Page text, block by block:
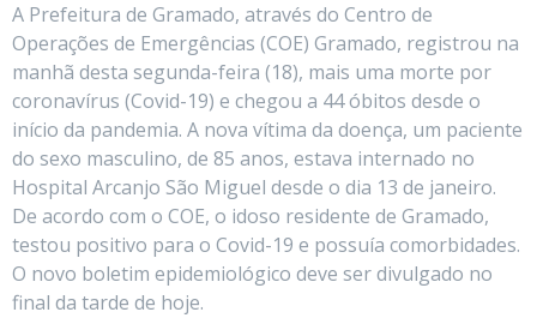
A Prefeitura de Gramado, através do Centro de
Operações de Emergências (COE) Gramado, registrou na
manhã desta segunda-feira (18), mais uma morte por
coronavírus (Covid-19) e chegou a 44 óbitos desde o
início da pandemia. A nova vítima da doença, um paciente
do sexo masculino, de 85 anos, estava internado no
Hospital Arcanjo São Miguel desde o dia 13 de janeiro.
De acordo com o COE, o idoso residente de Gramado,
testou positivo para o Covid-19 e possuía comorbidades.
O novo boletim epidemiológico deve ser divulgado no
final da tarde de hoje.